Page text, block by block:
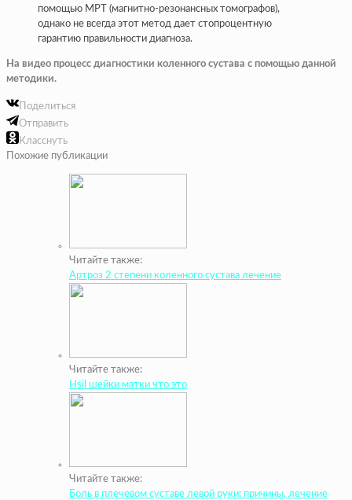
помощью МРТ (магнитно-резонансных томографов),
однако не всегда этот метод дает стопроцентную
гарантию правильности диагноза.
На видео процесс диагностики коленного сустава с помощью данной
методики.
Поделиться
Отправить
Класснуть
Похожие публикации
Читайте также:
Артроз 2 степени коленного сустава лечение
Читайте также:
Hsil шейки матки что это
Читайте также:
Боль в плечевом суставе левой руки: причины, лечение